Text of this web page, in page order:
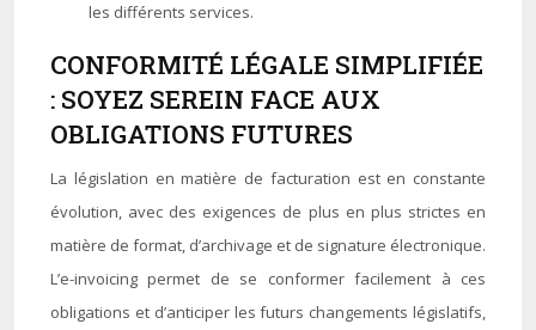
les différents services.
CONFORMITÉ LÉGALE SIMPLIFIÉE
: SOYEZ SEREIN FACE AUX
OBLIGATIONS FUTURES
La législation en matière de facturation est en constante
évolution, avec des exigences de plus en plus strictes en
matière de format, d’archivage et de signature électronique.
L’e-invoicing permet de se conformer facilement à ces
obligations et d’anticiper les futurs changements législatifs,